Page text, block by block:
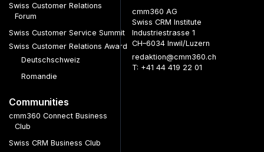
Swiss Customer Relations
Forum
Swiss Customer Service Summit
Swiss Customer Relations Award
Deutschschweiz
Romandie
Communities
cmm360 Connect Business
Club
Swiss CRM Business Club
cmm360 AG
Swiss CRM Institute
Industriestrasse 1
CH–6034 Inwil/Luzern
redaktion@cmm360.ch
T: +41 44 419 22 01